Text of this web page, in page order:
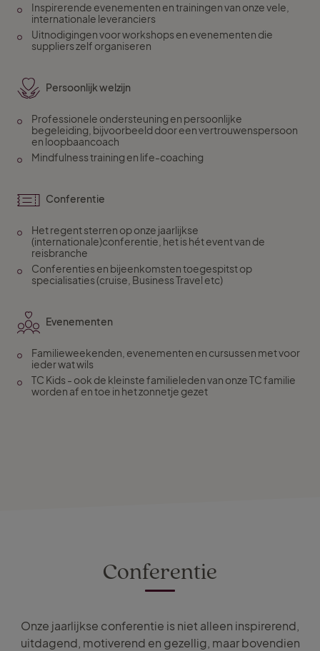
Inspirerende evenementen en trainingen van onze vele,
internationale leveranciers
Uitnodigingen voor workshops en evenementen die
suppliers zelf organiseren
Persoonlijk welzijn
Professionele ondersteuning en persoonlijke
begeleiding, bijvoorbeeld door een vertrouwenspersoon
en loopbaancoach
Mindfulness training en life-coaching
Conferentie
Het regent sterren op onze jaarlijkse
(internationale)conferentie, het is hét event van de
reisbranche
Conferenties en bijeenkomsten toegespitst op
specialisaties (cruise, Business Travel etc)
Evenementen
Familieweekenden, evenementen en cursussen met voor
ieder wat wils
TC Kids - ook de kleinste familieleden van onze TC familie
worden af en toe in het zonnetje gezet
Conferentie
Onze jaarlijkse conferentie is niet alleen inspirerend,
uitdagend, motiverend en gezellig, maar bovendien